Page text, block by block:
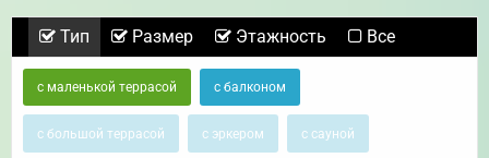
Тип Размер Этажность Все
с маленькой террасой с балконом
с большой террасой с эркером с сауной